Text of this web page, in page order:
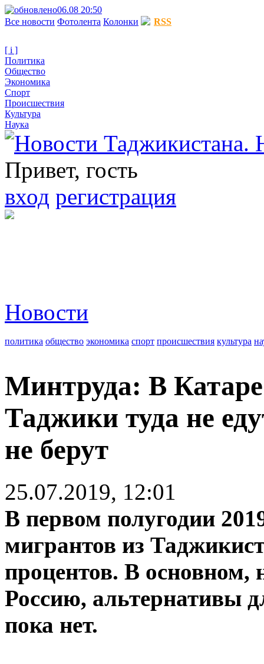
06.08 20:50
Все новости Фотолента Колонки RSS
[ i ]
Политика
Общество
Экономика
Спорт
Происшествия
Культура
Наука
Привет, гость
вход регистрация
Новости
политика общество экономика спорт происшествия культура
Минтруда: В
Таджики туда не
не берут
25.07.2019, 12:01
В первом полугодии
мигрантов из
процентов. В основном,
Россию, альтернативы
пока нет.